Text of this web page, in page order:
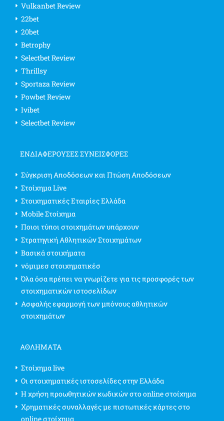
Vulkanbet Review
22bet
20bet
Betrophy
Selectbet Review
Thrillsy
Sportaza Review
Powbet Review
Ivibet
Selectbet Review
ΕΝΔΙΑΦΈΡΟΥΣΕΣ ΣΥΝΕΙΣΦΟΡΈΣ
Σύγκριση Αποδόσεων και Πτώση Αποδόσεων
Στοίχημα Live
Στοιχηματικές Εταιρίες Ελλάδα
Mobile Στοίχημα
Ποιοι τύποι στοιχημάτων υπάρχουν
Στρατηγική Αθλητικών Στοιχημάτων
Βασικά στοιχήματα
νόμιμεσ στοιχηματικέσ
Όλα όσα πρέπει να γνωρίζετε για τις προσφορές των
στοιχηματικών ιστοσελίδων
Ασφαλής εφαρμογή των μπόνους αθλητικών
στοιχημάτων
ΑΘΛΗΜΑΤΑ
Στοίχημα live
Οι στοιχηματικές ιστοσελίδες στην Ελλάδα
Η χρήση προωθητικών κωδικών στο online στοίχημα
Χρηματικές συναλλαγές με πιστωτικές κάρτες στο
online στοίχημα